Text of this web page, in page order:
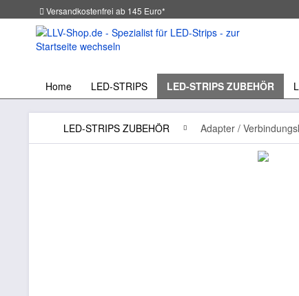
Versandkostenfrei ab 145 Euro*
Home LED-STRIPS LED-STRIPS ZUBEHÖR
LED-STRIPS ZUBEHÖR Adapter /